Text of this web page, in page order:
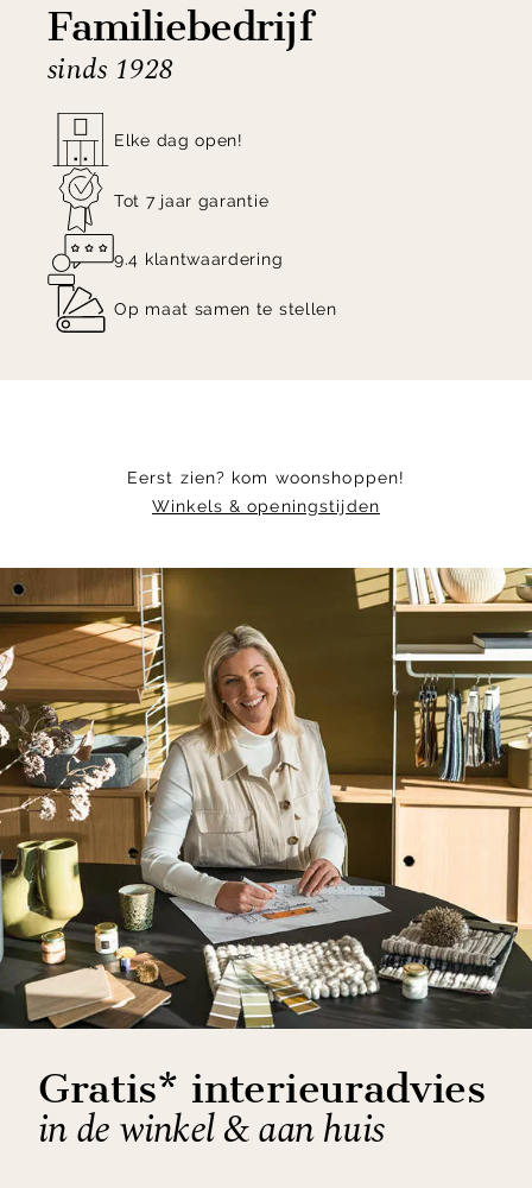
Familiebedrijf
sinds 1928
Elke dag open!
Tot 7 jaar garantie
9.4 klantwaardering
Op maat samen te stellen
Eerst zien? kom woonshoppen!
Winkels & openingstijden
Gratis* interieuradvies
in de winkel & aan huis